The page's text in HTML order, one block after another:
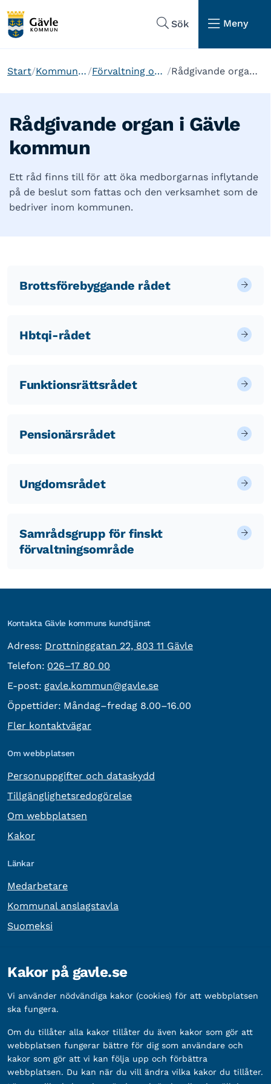
Sök
Meny
Start Kommun och politik Förvaltning och organisation Rådgivande organ i Gävle kommun
Rådgivande organ i Gävle
kommun
Ett råd finns till för att öka medborgarnas inflytande
på de beslut som fattas och den verksamhet som de
bedriver inom kommunen.
Brottsförebyggande rådet
Hbtqi-rådet
Funktionsrättsrådet
Pensionärsrådet
Ungdomsrådet
Samrådsgrupp för finskt
förvaltningsområde
Kontakta Gävle kommuns kundtjänst
Adress: besöksadress:
Drottninggatan 22, 803 11 Gävle
Telefon: Telefon:
026–17 80 00
E-post: E-post:
gavle.kommun@gavle.se
Öppettider: Måndag–fredag 8.00–16.00
Fler kontaktvägar
Om webbplatsen
Personuppgifter och dataskydd
Tillgänglighetsredogörelse
Om webbplatsen
Kakor
Länkar
Medarbetare
Kommunal anslagstavla
Suomeksi
Organisationsnummer: 212000-2338
Bankgironummer: 5888-2333
Kakor på gavle.se
Vi använder nödvändiga kakor (cookies) för att webbplatsen
ska fungera.
Om du tillåter alla kakor tillåter du även kakor som gör att
webbplatsen fungerar bättre för dig som användare och
kakor som gör att vi kan följa upp och förbättra
webbplatsen. Du kan när du vill ändra vilka kakor du tillåter.